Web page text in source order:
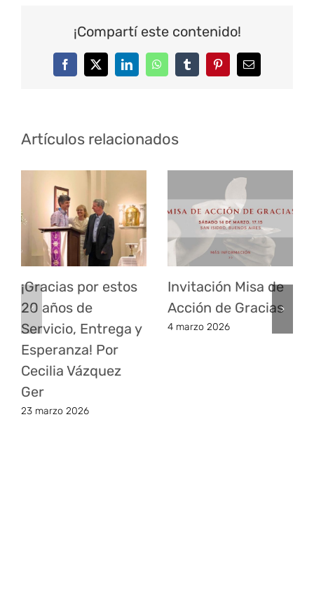
¡Compartí este contenido!
FacebookTwitterLinkedInWhatsAppTumblrPinterestCorreo
Artículos relacionados
¡Gracias por estos
20 años de
Servicio, Entrega y
Esperanza! Por
Cecilia Vázquez
Ger
23 marzo 2026
Invitación Misa de
Acción de Gracias
4 marzo 2026